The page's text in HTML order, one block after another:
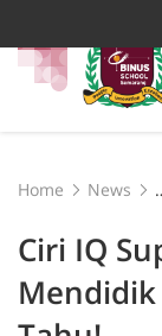
Home
News
Tahu!
Ciri IQ